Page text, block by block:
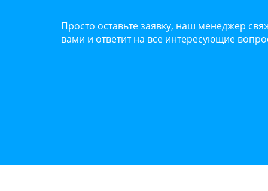
Просто оставьте заявку, наш менеджер
вами и ответит на все интересующие